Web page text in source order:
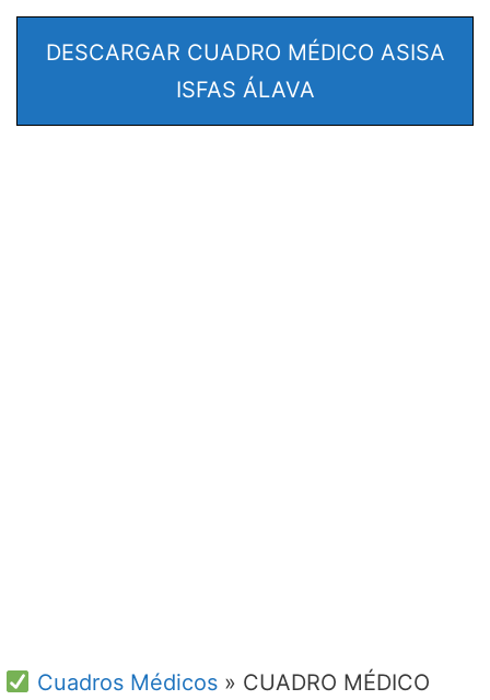
DESCARGAR CUADRO MÉDICO ASISA
ISFAS ÁLAVA
Cuadros Médicos» CUADRO MÉDICO